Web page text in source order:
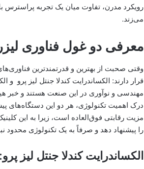
رویکرد مدرن، تفاوت میان یک تجربه پراسترس
می‌زند.
معرفی دو غول فناوری
وقتی صحبت از بهترین و قدرتمندترین
مهندسی و نوآوری در این صنعت هستند و خبر
درک اهمیت تکنولوژی، هر دو این دستگاه‌های
مزیت رقابتی فوق‌العاده است، زیرا به این
را پیشنهاد دهد و صرفاً به یک تکنولوژی محدود
الکساندرایت کندلا جنتل لیز